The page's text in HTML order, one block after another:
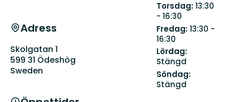
Adress
Skolgatan 1
599 31 Ödeshög
Sweden
Torsdag:13:30
- 16:30
Fredag:13:30 -
16:30
Lördag:
Stängd
Söndag:
Stängd